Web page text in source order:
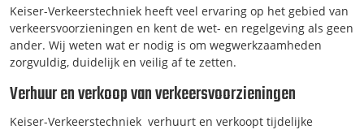
Keiser-Verkeerstechniek heeft veel ervaring op het gebied van
verkeersvoorzieningen en kent de wet- en regelgeving als geen
ander. Wij weten wat er nodig is om wegwerkzaamheden
zorgvuldig, duidelijk en veilig af te zetten.
Verhuur en verkoop van verkeersvoorzieningen
Keiser-Verkeerstechniek verhuurt en verkoopt tijdelijke